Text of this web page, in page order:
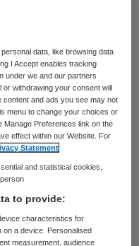
gaat zich
portefeuille
directeur van
inkoopcollectief
is
data, like browsing data
I Accept enables tracking
under we and our partners
or withdrawing your consent will
and ads you see may not
menu to change your choices or
Manage Preferences link on the
effect within our Website. For
Statement
and statistical cookies,
to provide:
characteristics for
on a device. Personalised
measurement, audience